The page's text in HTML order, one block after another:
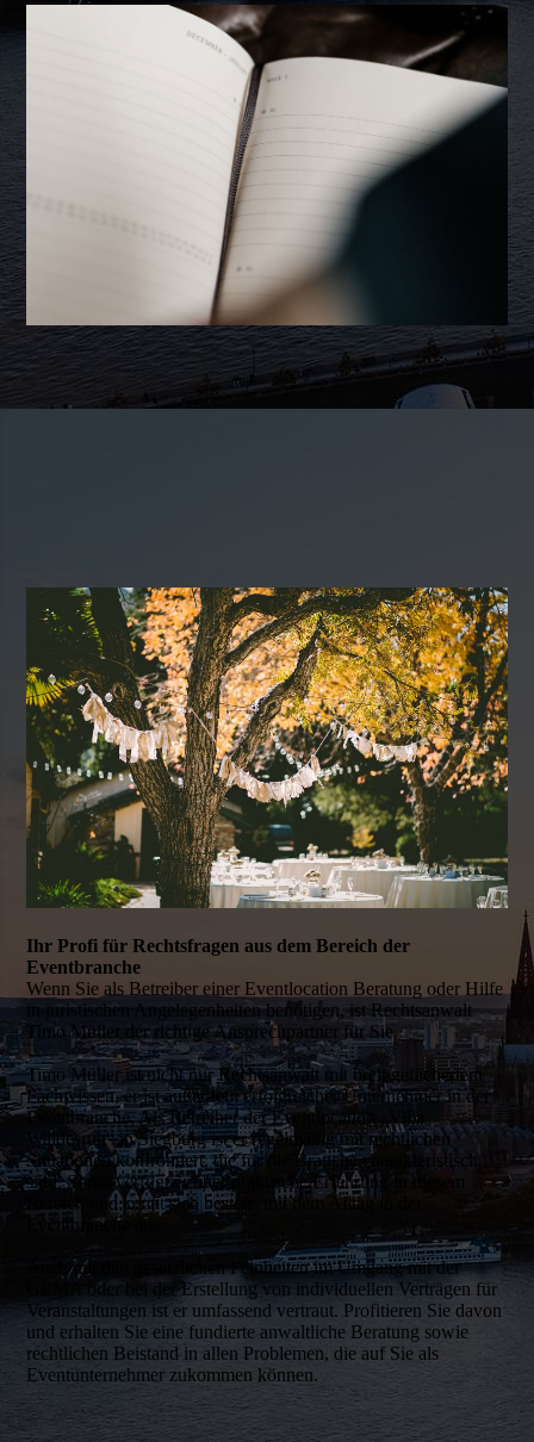
Ihr Profi für Rechtsfragen aus dem Bereich der
Eventbranche
Wenn Sie als Betreiber einer Eventlocation Beratung oder Hilfe
in juristischen Angelegenheiten benötigen, ist Rechtsanwalt
Timo Müller der richtige Ansprechpartner für Sie.
Timo Müller ist nicht nur Rechtsanwalt mit breit gefächertem
Fachwissen, er ist außerdem erfolgreicher Unternehmer in der
Eventbranche. Als Betreiber der Eventlocation „Villa
Waldesruh“ in Siegburg ist er regelmäßig mit rechtlichen
Situationen konfrontiert, die für die Branche charakteristisch
sind. Somit verfügt er über praktische Erfahrung in diesem
Bereich und kennt sich bestens mit dem Alltag in der
Eventbranche aus.
Auch mit den gesetzlichen Feinheiten im Umgang mit der
GEMA oder bei der Erstellung von individuellen Verträgen für
Veranstaltungen ist er umfassend vertraut. Profitieren Sie davon
und erhalten Sie eine fundierte anwaltliche Beratung sowie
rechtlichen Beistand in allen Problemen, die auf Sie als
Eventunternehmer zukommen können.